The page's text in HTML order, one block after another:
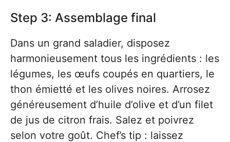
Step 3: Assemblage final
Dans un grand saladier, disposez
harmonieusement tous les ingrédients : les
légumes, les œufs coupés en quartiers, le
thon émietté et les olives noires. Arrosez
généreusement d’huile d’olive et d’un filet
de jus de citron frais. Salez et poivrez
selon votre goût. Chef’s tip : laissez